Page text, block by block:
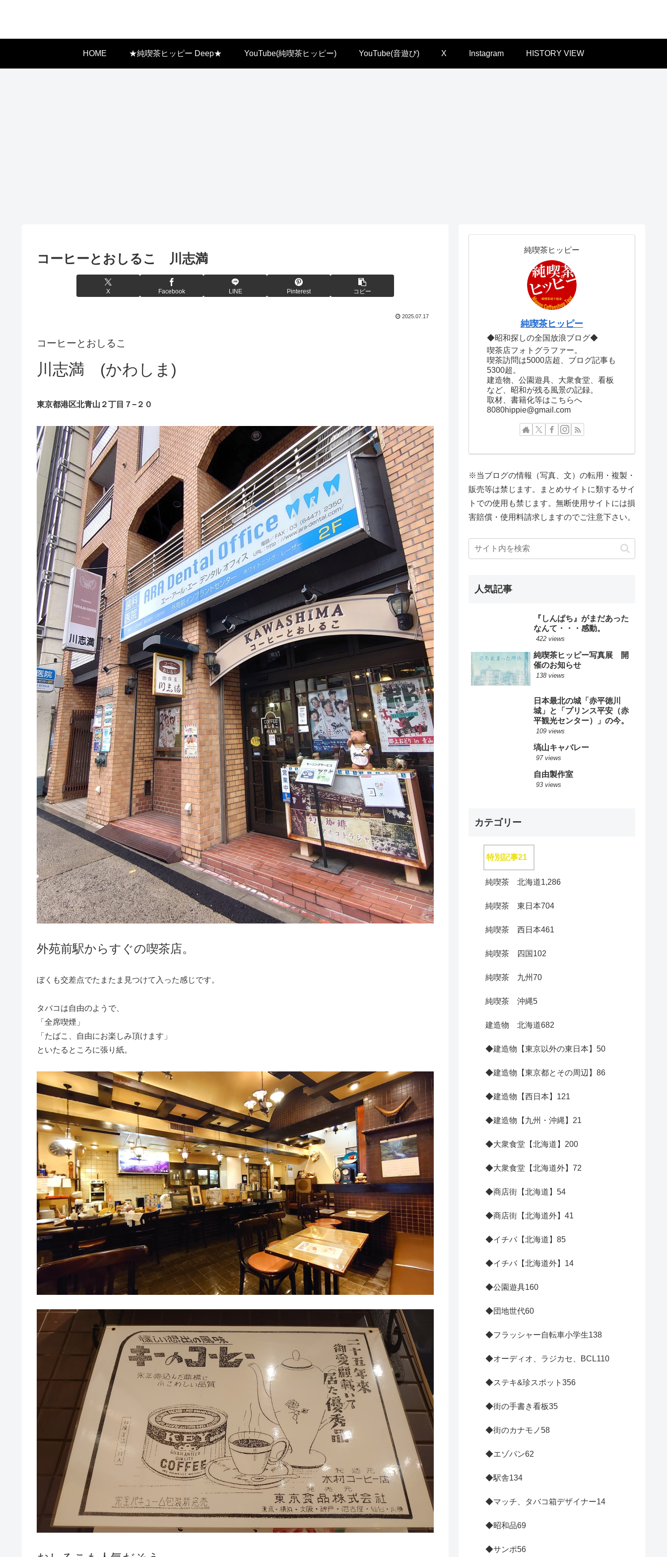
HOME ★純喫茶ヒッピー Deep★ YouTube(純喫茶ヒッピー) YouTube(音遊び) X Instagram HISTORY VIEW
コーヒーとおしるこ 川志満
X Facebook LINE Pinterest コピー
2025.07.17
コーヒーとおしるこ
川志満 (かわしま)
東京都港区北青山２丁目７−２０
外苑前駅からすぐの喫茶店。
ぼくも交差点でたまたま見つけて入った感じです。
タバコは自由のようで、
「全席喫煙」
「たばこ、自由にお楽しみ頂けます」
といたるところに張り紙。
純喫茶ヒッピー
純喫茶ヒッピー
◆昭和探しの全国放浪ブログ◆
喫茶店フォトグラファー。
喫茶訪問は5000店超、ブログ記事も
5300超。
建造物、公園遊具、大衆食堂、看板
など、昭和が残る風景の記録。
取材、書籍化等はこちらへ
8080hippie@gmail.com
※当ブログの情報（写真、文）の転用・複製・
販売等は禁じます。まとめサイトに類するサイ
トでの使用も禁じます。無断使用サイトには損
害賠償・使用料請求しますのでご注意下さい。
人気記事
『しんぱち』がまだあった
なんて・・・感動。
422 views
純喫茶ヒッピー写真展 開
催のお知らせ
138 views
日本最北の城「赤平徳川
城」と「プリンス平安（赤
平観光センター）」の今。
109 views
塙山キャバレー
97 views
自由製作室
93 views
カテゴリー
特別記事21
純喫茶 北海道1,286
純喫茶 東日本704
純喫茶 西日本461
純喫茶 四国 102
純喫茶 九州70
純喫茶 沖縄5
建造物 北海道682
◆建造物【東京以外の東日本】 50
◆建造物【東京都とその周辺】 86
◆建造物【西日本】 121
◆建造物【九州・沖縄】 21
◆大衆食堂【北海道】 200
◆大衆食堂【北海道外】 72
◆商店街【北海道】 54
◆商店街【北海道外】 41
◆イチバ【北海道】 85
◆イチバ【北海道外】 14
◆公園遊具160
◆団地世代60
◆フラッシャー自転車小学生138
◆オーディオ、ラジカセ、BCL110
◆ステキ&珍スポット 356
◆街の手書き看板35
◆街のカナモノ58
◆エゾパン62
◆駅舎134
◆マッチ、タバコ箱デザイナー14
◆昭和品69
◆サンポ56